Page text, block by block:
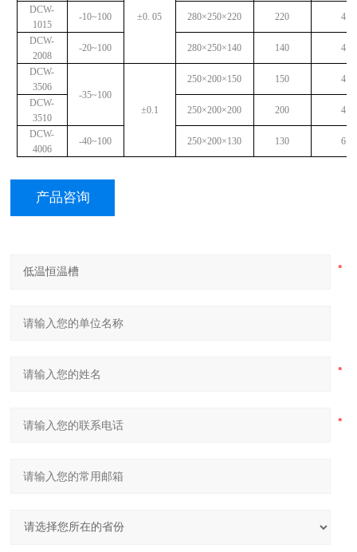
±0. 05
DCW-
1015
-10~100 280×250×220 220 4
DCW-
2008
-20~100 280×250×140 140 4
DCW-
3506
-35~100
±0.1
250×200×150 150 4
DCW-
3510
250×200×200 200 4
DCW-
4006
-40~100 250×200×130 130 6
产品咨询